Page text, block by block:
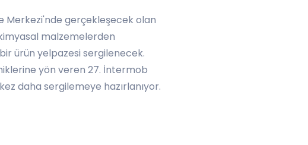
Merkezi'nde gerçekleşecek olan
malzemelerden
ürün yelpazesi sergilenecek.
yön veren 27. İntermob
daha sergilemeye hazırlanıyor.